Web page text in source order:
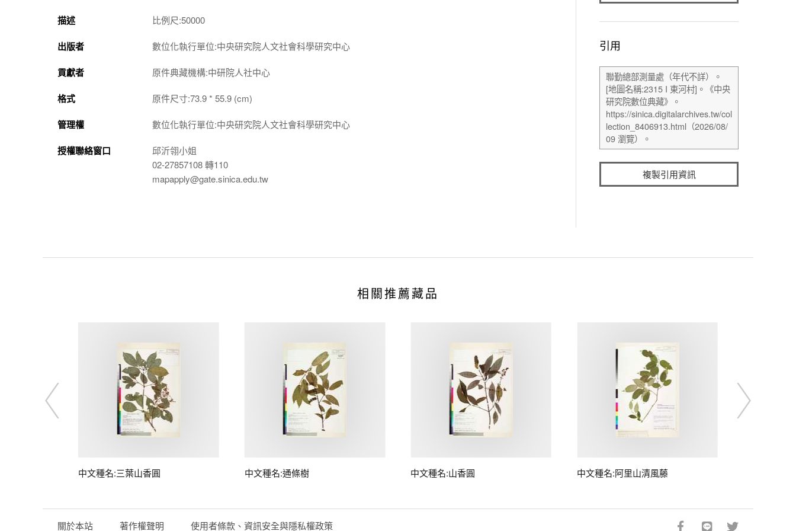
描述
比例尺:50000
出版者 數位化執行單位:中央研究院人文社會科學研究中心
貢獻者 原件典藏機構:中研院人社中心
格式 原件尺寸:73.9 * 55.9 (cm)
管理權 數位化執行單位:中央研究院人文社會科學研究中心
授權聯絡窗口
邱沂翎小姐
02-27857108 轉110
mapapply@gate.sinica.edu.tw
引用
複製引用資訊
相關推薦藏品
中文種名:三葉山香圓 中文種名:通條樹 中文種名:山香圓 中文種名:阿里山清風藤
關於本站 著作權聲明 使用者條款、資訊安全與隱私權政策